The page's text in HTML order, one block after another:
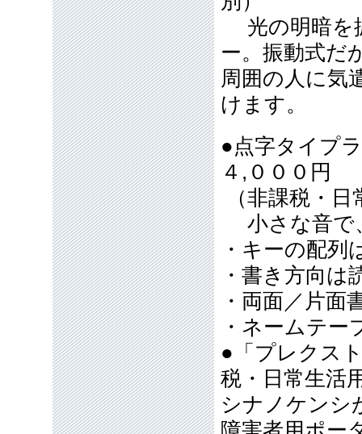
光の明暗を
ー。振動式だ
周囲の人に気
けます。
●点字タイプ
４,０００円
（非課税・日
小さな音で
・キーの配列
・書き方向は
・両面／片面
・ネームテー
●「プレクス
税・日常生活
シナノケンシ